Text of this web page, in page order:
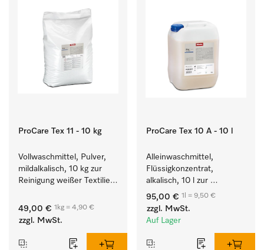
ProCare Tex 11 - 10 kg
Vollwaschmittel, Pulver,
mildalkalisch, 10 kg zur
Reinigung weißer Textilien
Buntwäsche.
49,00 € 1kg = 4,90 €
zzgl. MwSt.
ProCare Tex 10 A - 10 l
Alleinwaschmittel,
Flüssigkonzentrat,
alkalisch, 10 l zur
Reinigung weißer Textilien
und farbechter
Buntwäsche.
95,00 € 1l = 9,50 €
zzgl. MwSt.
Auf Lager